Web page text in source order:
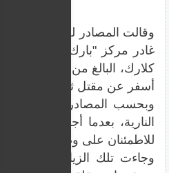
غادر مركز "بارك" للعلاج
أسفر عن مقتل ثلاثة أشخاص.
وبحسب المصادر ذاتها، كان
النارية، بعدما أجرت الشرطة
للاطمئنان على وضعه.